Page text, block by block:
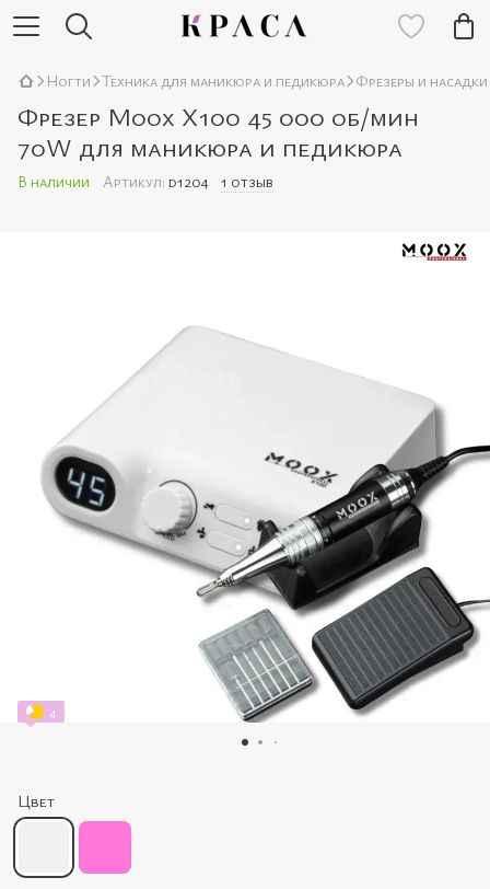
Ногти Техника для маникюра и педикюра Фрезеры и насадки
Фрезер Moox X100 45 000 об/мин
70W для маникюра и педикюра
В наличии Артикул: d1204 1 отзыв
4
Цвет